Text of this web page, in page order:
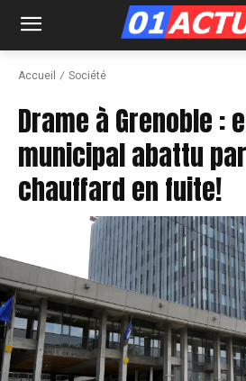
Accueil Société
Drame à Grenoble :
municipal abattu
chauffard en fuite!